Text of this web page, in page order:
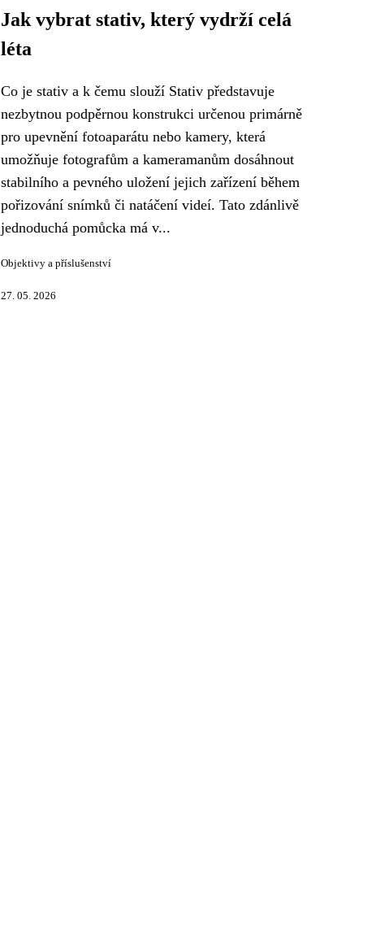
Jak vybrat stativ, který vydrží celá
léta
Co je stativ a k čemu slouží Stativ představuje
nezbytnou podpěrnou konstrukci určenou primárně
pro upevnění fotoaparátu nebo kamery, která
umožňuje fotografům a kameramanům dosáhnout
stabilního a pevného uložení jejich zařízení během
pořizování snímků či natáčení videí. Tato zdánlivě
jednoduchá pomůcka má v...
Objektivy a příslušenství
27. 05. 2026